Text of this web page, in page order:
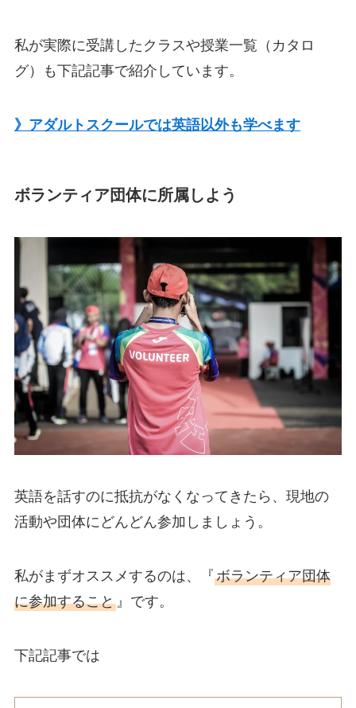
私が実際に受講したクラスや授業一覧（カタロ
グ）も下記記事で紹介しています。
》アダルトスクールでは英語以外も学べます
ボランティア団体に所属しよう
英語を話すのに抵抗がなくなってきたら、現地の
活動や団体にどんどん参加しましょう。
私がまずオススメするのは、『ボランティア団体
に参加すること』です。
下記記事では